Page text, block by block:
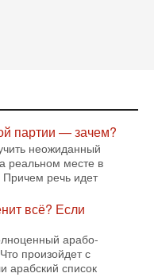
заявил об отмене
обращений
По его словам,
его на этот
не раз кардинально
Достаточно
алия», когда
на самом деле
партии — зачем?
неожиданный
реальном месте в
Причем речь идет
всё? Если
арабо-
произойдет с
арабский список